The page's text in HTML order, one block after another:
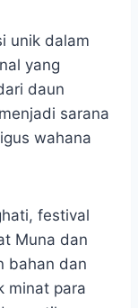
unik dalam
yang
daun
sarana
wahana
festival
Muna dan
bahan dan
minat para